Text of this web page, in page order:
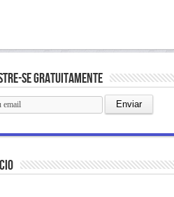
se gratuitamente